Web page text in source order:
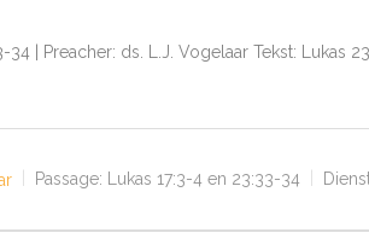
34 | Preacher: ds. L.J. Vogelaar Tekst:
Passage: Lukas 17:3-4 en 23:33-34